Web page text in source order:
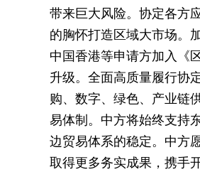
带来巨大风险。协定各方
的胸怀打造区域大市场。
中国香港等申请方加入《
升级。全面高质量履行协
购、数字、绿色、产业链
易体制。中方将始终支持
边贸易体系的稳定。中方
取得更多务实成果，携手